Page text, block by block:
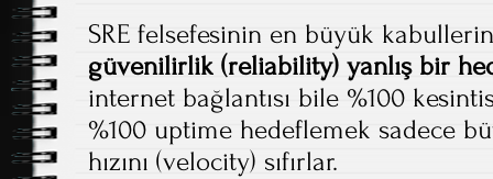
SRE felsefesinin en büyük
güvenilirlik (reliability) yanlış bir
internet bağlantısı bile %100
%100 uptime hedeflemek sadece
hızını (velocity) sıfırlar.